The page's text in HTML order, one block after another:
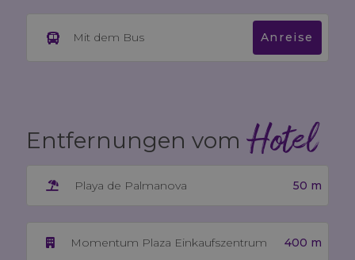
Mit dem Bus Anreise
Entfernungen vom Hotel
Playa de Palmanova 50 m
Momentum Plaza Einkaufszentrum 400 m